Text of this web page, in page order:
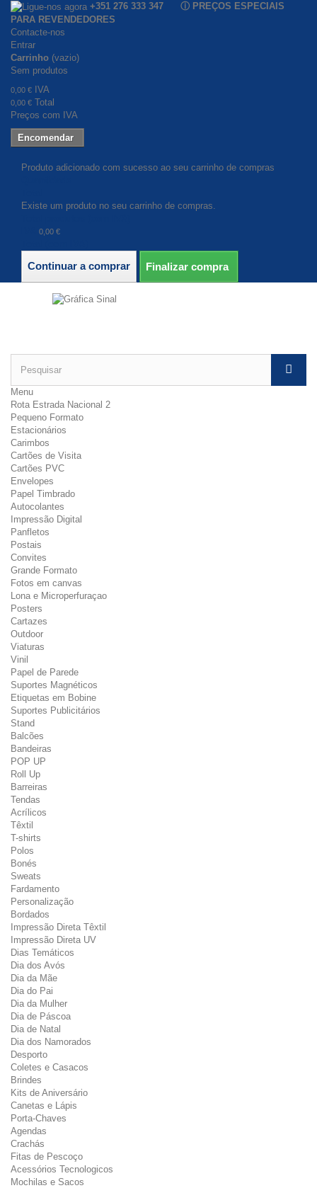
+351 276 333 347 ⓘ PREÇOS ESPECIAIS
PARA REVENDEDORES
Contacte-nos
Entrar
Carrinho (vazio)
Sem produtos
0,00 € IVA
0,00 € Total
Preços com IVA
Encomendar
Produto adicionado com sucesso ao seu carrinho de compras
Existe um produto no seu carrinho de compras.
0,00 €
Continuar a comprar Finalizar compra
Menu
Rota Estrada Nacional 2
Pequeno Formato
Estacionários
Carimbos
Cartões de Visita
Cartões PVC
Envelopes
Papel Timbrado
Autocolantes
Impressão Digital
Panfletos
Postais
Convites
Grande Formato
Fotos em canvas
Lona e Microperfuraçao
Posters
Cartazes
Outdoor
Viaturas
Vinil
Papel de Parede
Suportes Magnéticos
Etiquetas em Bobine
Suportes Publicitários
Stand
Balcões
Bandeiras
POP UP
Roll Up
Barreiras
Tendas
Acrílicos
Têxtil
T-shirts
Polos
Bonés
Sweats
Fardamento
Personalização
Bordados
Impressão Direta Têxtil
Impressão Direta UV
Dias Temáticos
Dia dos Avós
Dia da Mãe
Dia do Pai
Dia da Mulher
Dia de Páscoa
Dia de Natal
Dia dos Namorados
Desporto
Coletes e Casacos
Brindes
Kits de Aniversário
Canetas e Lápis
Porta-Chaves
Agendas
Crachás
Fitas de Pescoço
Acessórios Tecnologicos
Mochilas e Sacos